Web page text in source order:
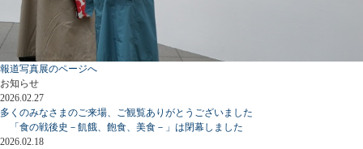
報道写真展のページへ
お知らせ
2026.02.27
多くのみなさまのご来場、ご観覧ありがとうございました
「食の戦後史－飢餓、飽食、美食－」は閉幕しました
2026.02.18